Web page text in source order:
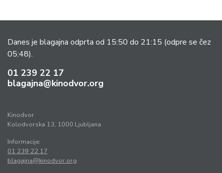
Danes je blagajna odprta od 15:50 do 21:15 (odpre se čez
05:48).
01 239 22 17
blagajna@kinodvor.org
Kinodvor
Kolodvorska 13, 1000 Ljubljana
Informacije:
01 239 22 17
blagajna@kinodvor.org